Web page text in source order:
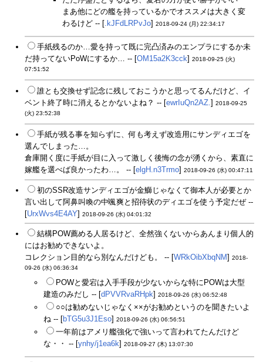
まあ他にどの艦を持っているかでオススメは大きく変
わるけど -- [.kJFdLRPvJo] 2018-09-24 (月) 22:34:17
手紙残るのか…愛を持って既に完凸済みのエンプラにするか未
だ持ってないPoWにするか… -- [OM15a2K3cck] 2018-09-25 (火)
07:51:52
誰とも交換せず記念に残しておこうかと思ってるんだけど、イ
ベント終了時に消えるとかないよね？ -- [ewrIuQn2AZ. ] 2018-09-25
(火) 23:52:38
手紙が残る事を知らずに、何も考えず改造用にサンディエゴを
選んでしまった…。
倉庫開く度に手紙が目に入って激しく後悔の念が湧くから、素直に
嫁艦を選べば良かったわ…。 -- [elgH.n3Trmo] 2018-09-26 (水) 00:47:11
初のSSR改造サンディエゴが金鰤じゃなくて御本人が必要とか
言い出して阿鼻叫喚の中颯爽と招待状のディエゴを使う予定だぜ --
[UrxWvs4E4AY] 2018-09-26 (水) 04:01:32
結構POW薦める人居るけど、全然強くないからあんまり個人的
にはお勧めできないよ。
コレクション目的なら別なんだけども。 -- [WRkOibXbqNM] 2018-
09-26 (水) 06:36:34
POWと愛宕は入手手段が少ないからな特にPOWは大型
建造のみだし -- [dPVVRvaRHpk] 2018-09-26 (水) 06:52:48
○○は勧めないじゃなく××がお勧めというのを聞きたいよ
ね -- [bTG5u3J1Eso] 2018-09-26 (水) 06:56:51
一年前はアメリ艦強化で強いって言われてたんだけど
な・・ -- [ynhy/j1ea6k] 2018-09-27 (木) 13:07:30